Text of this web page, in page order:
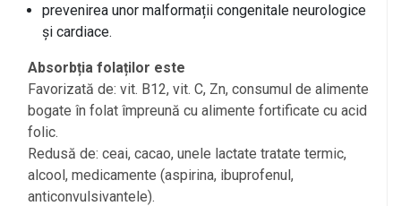
prevenirea unor malformații congenitale neurologice
și cardiace.
Absorbția folaților este
Favorizată de: vit. B12, vit. C, Zn, consumul de alimente
bogate în folat împreună cu alimente fortificate cu acid
folic.
Redusă de: ceai, cacao, unele lactate tratate termic,
alcool, medicamente (aspirina, ibuprofenul,
anticonvulsivantele).